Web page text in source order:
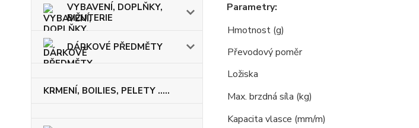
VYBAVENÍ, DOPLŇKY,
BIŽUTERIE
DÁRKOVÉ PŘEDMĚTY
KRMENÍ, BOILIES, PELETY .....
Parametry:
Hmotnost (g)
Převodový poměr
Ložiska
Max. brzdná síla (kg)
Kapacita vlasce (mm/m)